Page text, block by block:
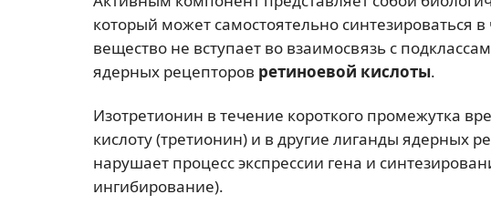
который может самостоятельно синтезироваться
вещество не вступает во взаимосвязь с
ядерных рецепторов ретиноевой кислоты.
Изотретионин в течение короткого промежутка
кислоту (третионин) и в другие лиганды ядерных
нарушает процесс экспрессии гена и
ингибирование).